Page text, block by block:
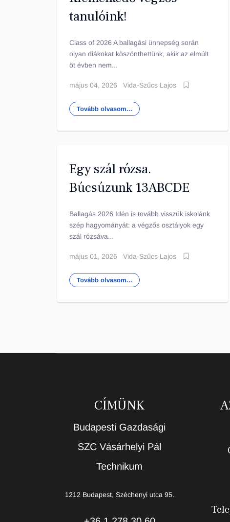
tanulóink!
Class of 2026 A ballagási ünnepség során
olyan diákokat köszönthettünk, akik az elmúlt
öt évben nem...
május 04, 2026 Vida-Szűcs Lajos
Tovább olvasom...
Egy szál rózsa.
Búcsúzunk 13ABCDE
Ballagás 2026 Idén is tovább visszük iskolánk
szép hagyományát: a végzős osztályok egy
szál rózsáva...
május 01, 2026 Vida-Szűcs Lajos
Tovább olvasom...
CÍMÜNK
Budapesti Gazdasági
SZC Vásárhelyi Pál
Technikum
1212 Budapest, Széchenyi utca 95.